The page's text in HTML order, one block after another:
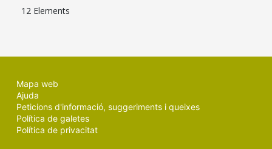
12 Elements
Mapa web
Ajuda
Peticions d'informació, suggeriments i queixes
Política de galetes
Política de privacitat